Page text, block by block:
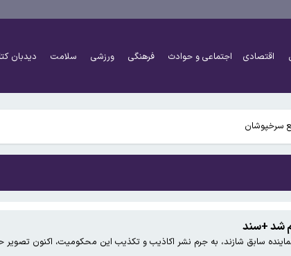
اقتصادی اجتماعی و حوادث فرهنگی ورزشی سلامت دیدبان
شد +سند
سابق شازند، به جرم نشر اکاذیب و تکذیب این محکومیت، اکنون